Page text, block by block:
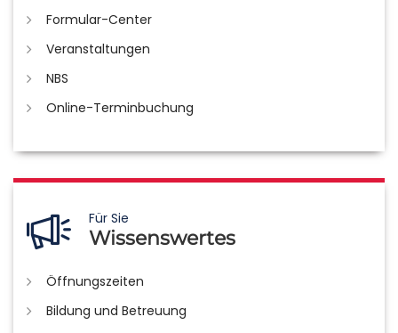
Formular-Center
Veranstaltungen
NBS
Online-Terminbuchung
Für Sie
Wissenswertes
Öffnungszeiten
Bildung und Betreuung